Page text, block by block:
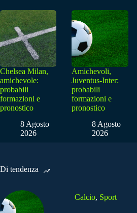
Chelsea Milan,
amichevole:
probabili
formazioni e
pronostico
8 Agosto
2026
Amichevoli,
Juventus-Inter:
probabili
formazioni e
pronostico
8 Agosto
2026
Di tendenza
Calcio, Sport